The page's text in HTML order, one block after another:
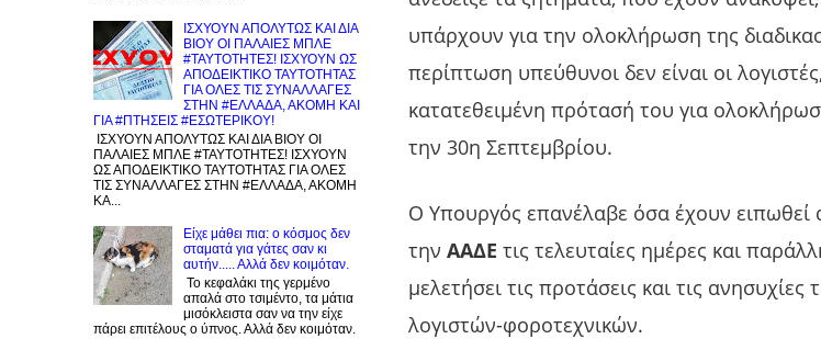
υπάρχουν για την ολοκλήρωση της
περίπτωση υπεύθυνοι δεν είναι οι
κατατεθειμένη πρότασή του για
την 30η Σεπτεμβρίου.
Ο Υπουργός επανέλαβε όσα έχουν ειπωθεί
την ΑΑΔΕ τις τελευταίες ημέρες και
μελετήσει τις προτάσεις και τις
λογιστών-φοροτεχνικών.
ΙΣΧΥΟΥΝ ΑΠΟΛΥΤΩΣ ΚΑΙ ΔΙΑ
ΒΙΟΥ ΟΙ ΠΑΛΑΙΕΣ ΜΠΛΕ
#ΤΑΥΤΟΤΗΤΕΣ! ΙΣΧΥΟΥΝ ΩΣ
ΑΠΟΔΕΙΚΤΙΚΟ ΤΑΥΤΟΤΗΤΑΣ
ΓΙΑ ΟΛΕΣ ΤΙΣ ΣΥΝΑΛΛΑΓΕΣ
ΣΤΗΝ #ΕΛΛΑΔΑ, ΑΚΟΜΗ ΚΑΙ
ΓΙΑ #ΠΤΗΣΕΙΣ #ΕΣΩΤΕΡΙΚΟΥ!
ΙΣΧΥΟΥΝ ΑΠΟΛΥΤΩΣ ΚΑΙ ΔΙΑ ΒΙΟΥ ΟΙ
ΠΑΛΑΙΕΣ ΜΠΛΕ #ΤΑΥΤΟΤΗΤΕΣ! ΙΣΧΥΟΥΝ
ΩΣ ΑΠΟΔΕΙΚΤΙΚΟ ΤΑΥΤΟΤΗΤΑΣ ΓΙΑ ΟΛΕΣ
ΤΙΣ ΣΥΝΑΛΛΑΓΕΣ ΣΤΗΝ #ΕΛΛΑΔΑ, ΑΚΟΜΗ
ΚΑ...
Είχε μάθει πια: ο κόσμος δεν
σταματά για γάτες σαν κι
αυτήν..... Αλλά δεν κοιμόταν.
Το κεφαλάκι της γερμένο
απαλά στο τσιμέντο, τα μάτια
μισόκλειστα σαν να την είχε
πάρει επιτέλους ο ύπνος. Αλλά δεν κοιμόταν.